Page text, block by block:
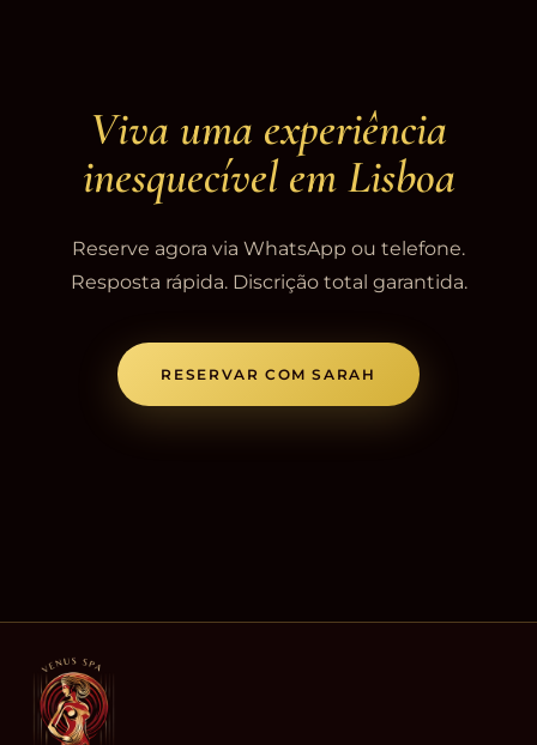
Viva uma experiência
inesquecível em Lisboa
Reserve agora via WhatsApp ou telefone.
Resposta rápida. Discrição total garantida.
RESERVAR COM SARAH